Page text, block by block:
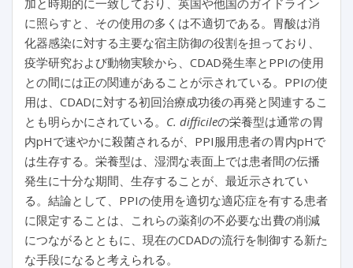
に照らすと、その使用の多くは不適切である。胃酸は消
化器感染に対する主要な宿主防御の役割を担っており、
疫学研究および動物実験から、CDAD発生率とPPIの使用
との間には正の関連があることが示されている。PPIの使
用は、CDADに対する初回治療成功後の再発と関連するこ
とも明らかにされている。 C. difficileの栄養型は通常の胃
内pHで速やかに殺菌されるが、PPI服用患者の胃内pHで
は生存する。栄養型は、湿潤な表面上では患者間の伝播
発生に十分な期間、生存することが、最近示されてい
る。結論として、PPIの使用を適切な適応症を有する患者
に限定することは、これらの薬剤の不必要な出費の削減
につながるとともに、現在のCDADの流行を制御する新た
な手段になると考えられる。